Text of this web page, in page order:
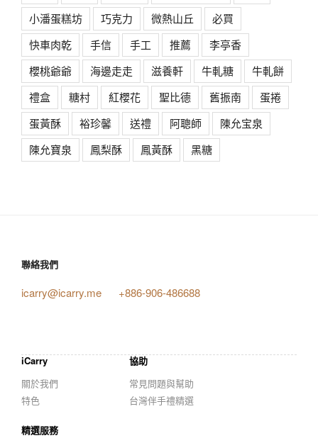
小潘蛋糕坊
巧克力 微熱山丘
必買
快車肉乾
手信 手工 推薦
李亭香
櫻桃爺爺
海邊走走 滋養軒 牛軋糖
牛軋餅
禮盒
糖村 紅櫻花 聖比德 舊振南
蛋捲
蛋黃酥
裕珍馨 送禮 阿聰師
陳允宝泉
陳允寶泉
鳳梨酥 鳳黃酥 黑糖
聯絡我們
icarry@icarry.me +886-906-486688
iCarry
關於我們
特色
協助
常見問題與幫助
台灣伴手禮精選
精選服務